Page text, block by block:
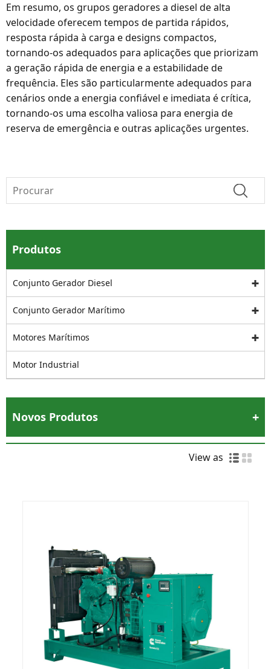
Em resumo, os grupos geradores a diesel de alta
velocidade oferecem tempos de partida rápidos,
resposta rápida à carga e designs compactos,
tornando-os adequados para aplicações que priorizam
a geração rápida de energia e a estabilidade de
frequência. Eles são particularmente adequados para
cenários onde a energia confiável e imediata é crítica,
tornando-os uma escolha valiosa para energia de
reserva de emergência e outras aplicações urgentes.
Produtos
Conjunto Gerador Diesel
Conjunto Gerador Marítimo
Motores Marítimos
Motor Industrial
Novos Produtos
View as